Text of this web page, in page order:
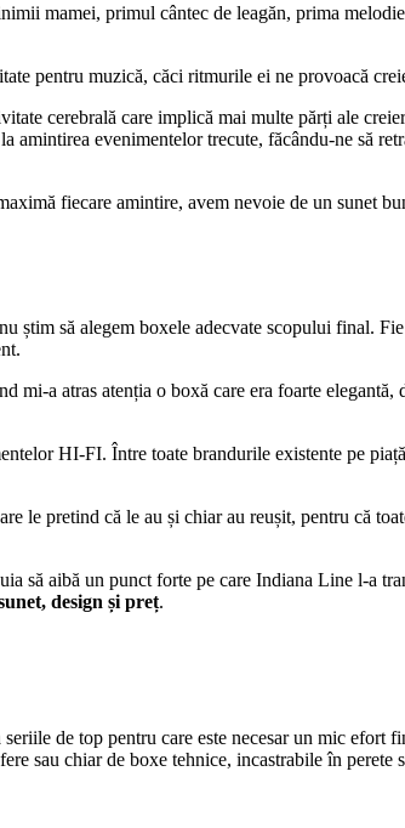
mamei, primul cântec de leagăn, prima
pentru muzică, căci ritmurile ei ne provoacă
cerebrală care implică mai multe părți ale
amintirea evenimentelor trecute, făcându-ne să
fiecare amintire, avem nevoie de un sunet
să alegem boxele adecvate scopului final.
a atras atenția o boxă care era foarte elegantă,
HI-FI. Între toate brandurile existente pe
le pretind că le au și chiar au reușit, pentru că
să aibă un punct forte pe care Indiana Line l-a
design și preț.
de top pentru care este necesar un mic efort
sau chiar de boxe tehnice, incastrabile în perete